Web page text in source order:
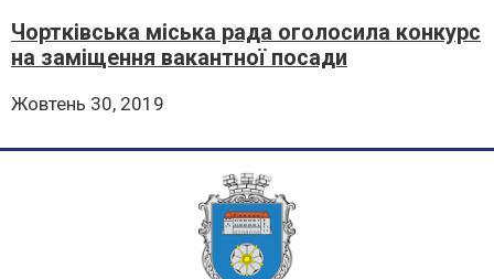
Чортківська міська рада оголосила конкурс
на заміщення вакантної посади
Жовтень 30, 2019